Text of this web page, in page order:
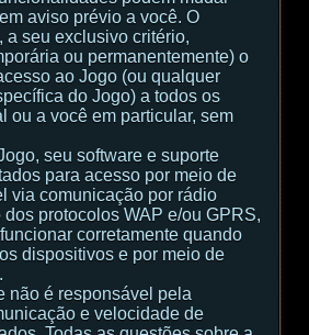
aviso prévio a você. O
a seu exclusivo critério,
ou permanentemente) o
ao Jogo (ou qualquer
do Jogo) a todos os
ou a você em particular, sem
seu software e suporte
para acesso por meio de
via comunicação por rádio
protocolos WAP e/ou GPRS,
corretamente quando
dispositivos e por meio de
não é responsável pela
e velocidade de